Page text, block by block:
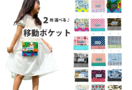
favorite